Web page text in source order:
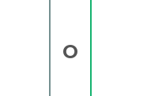
O